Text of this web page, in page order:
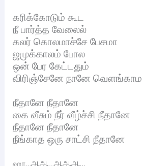
கரிக்கோடும் கூட
நீ பார்த்த வேலைல்
கலர் கொலமாச்சே பேசமா
ஜமுக்காலம் போல
ஒன் பேர கேட்டதும்
விரிஞ்சேனே நானே வெளங்காம
நீதானே நீதானே
கை வீசும் நீர் வீழ்ச்சி நீதானே
நீதானே நீதானே
நீங்காத ஒரு சாட்சி நீதானே
ஹா…ஆஆ…ஆஆஆ…